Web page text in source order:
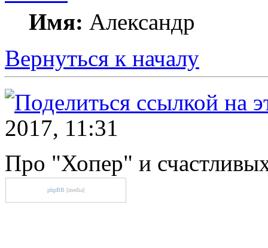
Имя: Александр
Вернуться к началу
2017, 11:31
Про "Хопер" и
phpBB [media]